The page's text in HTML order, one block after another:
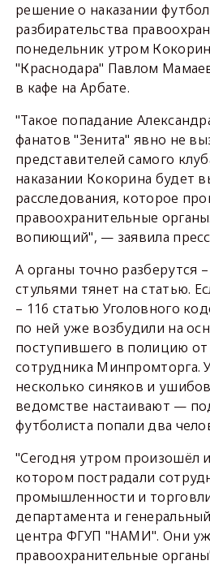
решение о наказании
разбирательства
понедельник утром
"Краснодара" Павлом
в кафе на Арбате.
"Такое попадание
фанатов "Зенита" явно не
представителей самого
наказании Кокорина будет
расследования, которое
правоохранительные
вопиющий", — заявила
А органы точно разберутся
стульями тянет на статью.
– 116 статью Уголовного
по ней уже возбудили на
поступившего в полицию
сотрудника Минпромторга.
несколько синяков и
ведомстве настаивают —
футболиста попали два
"Сегодня утром произошёл
котором пострадали
промышленности и
департамента и
центра ФГУП "НАМИ". Они
правоохранительные